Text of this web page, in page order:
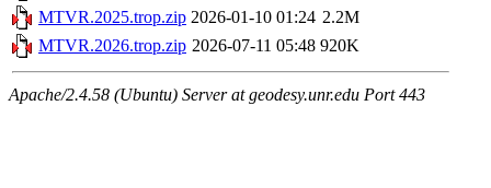
MTVR.2025.trop.zip 2026-01-10 01:24 2.2M
MTVR.2026.trop.zip 2026-07-11 05:48 920K
Apache/2.4.58 (Ubuntu) Server at geodesy.unr.edu Port 443